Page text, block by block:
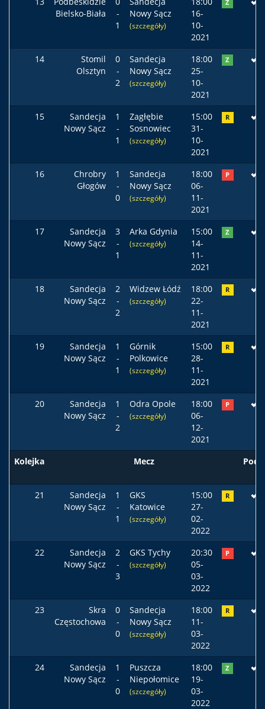
Bielsko-Biała
-
1
Nowy Sącz
(szczegóły)
16-
10-
2021
Z
14
Stomil
Olsztyn
0
-
2
Sandecja
Nowy Sącz
(szczegóły)
18:00
25-
10-
2021
Z
15
Sandecja
Nowy Sącz
1
-
1
Zagłębie
Sosnowiec
(szczegóły)
15:00
31-
10-
2021
R
16
Chrobry
Głogów
1
-
0
Sandecja
Nowy Sącz
(szczegóły)
18:00
06-
11-
2021
P
17
Sandecja
Nowy Sącz
3
-
1
Arka Gdynia
(szczegóły)
15:00
14-
11-
2021
Z
18
Sandecja
Nowy Sącz
2
-
2
Widzew Łódź
(szczegóły)
18:00
22-
11-
2021
R
19
Sandecja
Nowy Sącz
1
-
1
Górnik
Polkowice
(szczegóły)
15:00
28-
11-
2021
R
20
Sandecja
Nowy Sącz
1
-
2
Odra Opole
(szczegóły)
18:00
06-
12-
2021
P
Kolejka Mecz
21
Sandecja
Nowy Sącz
1
-
1
GKS
Katowice
(szczegóły)
15:00
27-
02-
2022
R
22
Sandecja
Nowy Sącz
2
-
3
GKS Tychy
(szczegóły)
20:30
05-
03-
2022
P
23
Skra
Częstochowa
0
-
0
Sandecja
Nowy Sącz
(szczegóły)
18:00
11-
03-
2022
R
24
Sandecja
Nowy Sącz
1
-
0
Puszcza
Niepołomice
(szczegóły)
18:00
19-
03-
2022
Z